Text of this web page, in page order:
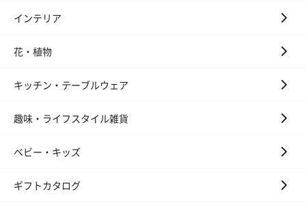
紅茶・コーヒー・スイーツ
への＋αにおすすめです。
アールグレイ（HAPPY
フルーツティ
インテリア
花・植物
キッチン・テーブルウェア
趣味・ライフスタイル雑貨
ベビー・キッズ
ギフトカタログ